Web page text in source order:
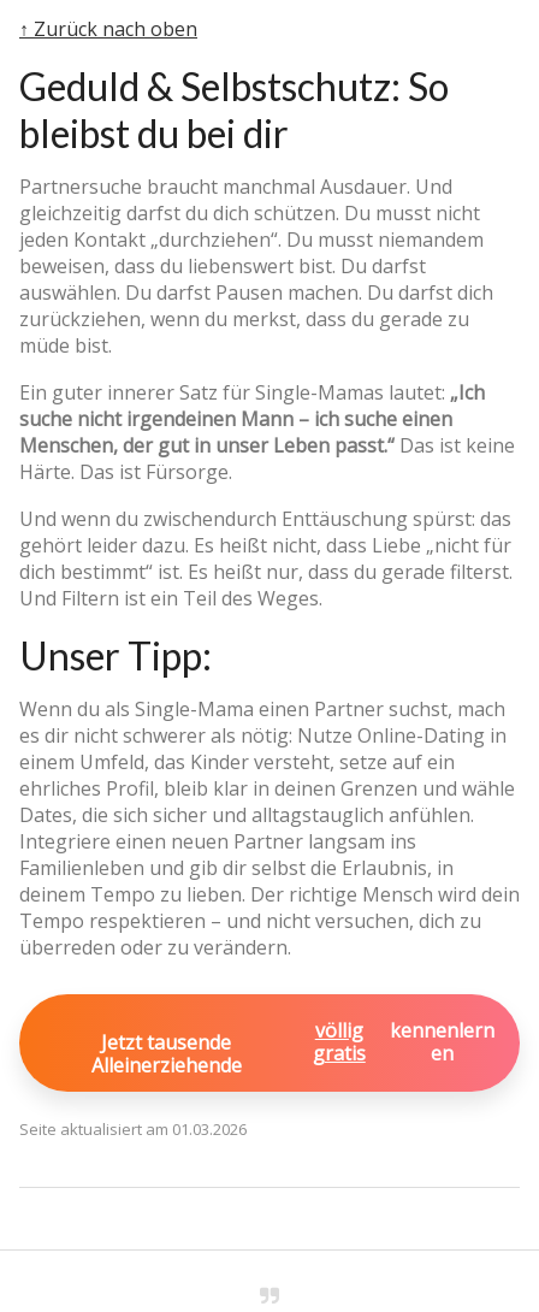
↑ Zurück nach oben
Geduld & Selbstschutz: So
bleibst du bei dir
Partnersuche braucht manchmal Ausdauer. Und
gleichzeitig darfst du dich schützen. Du musst nicht
jeden Kontakt „durchziehen“. Du musst niemandem
beweisen, dass du liebenswert bist. Du darfst
auswählen. Du darfst Pausen machen. Du darfst dich
zurückziehen, wenn du merkst, dass du gerade zu
müde bist.
Ein guter innerer Satz für Single-Mamas lautet: „Ich
suche nicht irgendeinen Mann – ich suche einen
Menschen, der gut in unser Leben passt.“ Das ist keine
Härte. Das ist Fürsorge.
Und wenn du zwischendurch Enttäuschung spürst: das
gehört leider dazu. Es heißt nicht, dass Liebe „nicht für
dich bestimmt“ ist. Es heißt nur, dass du gerade filterst.
Und Filtern ist ein Teil des Weges.
Unser Tipp:
Wenn du als Single-Mama einen Partner suchst, mach
es dir nicht schwerer als nötig: Nutze Online-Dating in
einem Umfeld, das Kinder versteht, setze auf ein
ehrliches Profil, bleib klar in deinen Grenzen und wähle
Dates, die sich sicher und alltagstauglich anfühlen.
Integriere einen neuen Partner langsam ins
Familienleben und gib dir selbst die Erlaubnis, in
deinem Tempo zu lieben. Der richtige Mensch wird dein
Tempo respektieren – und nicht versuchen, dich zu
überreden oder zu verändern.
Jetzt tausende
Alleinerziehende
völlig
gratis
kennenlern
en
Seite aktualisiert am 01.03.2026